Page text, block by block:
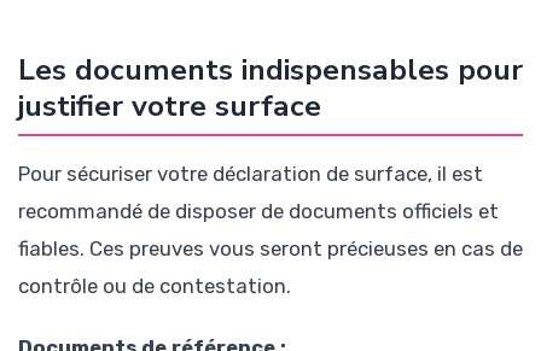
Les documents indispensables pour
justifier votre surface
Pour sécuriser votre déclaration de surface, il est
recommandé de disposer de documents officiels et
fiables. Ces preuves vous seront précieuses en cas de
contrôle ou de contestation.